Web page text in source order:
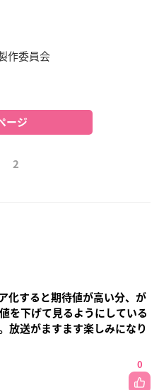
作委員会
ージ
2
化すると期待値が高い分、が
を下げて見るようにしている
放送がますます楽しみになり
0